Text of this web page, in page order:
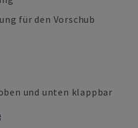
für den Vorschub
und unten klappbar